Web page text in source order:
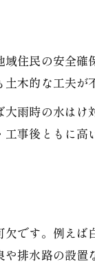
住民の安全確
木的な工夫が
雨時の水はけ
事後ともに高
です。例えば
排水路の設置